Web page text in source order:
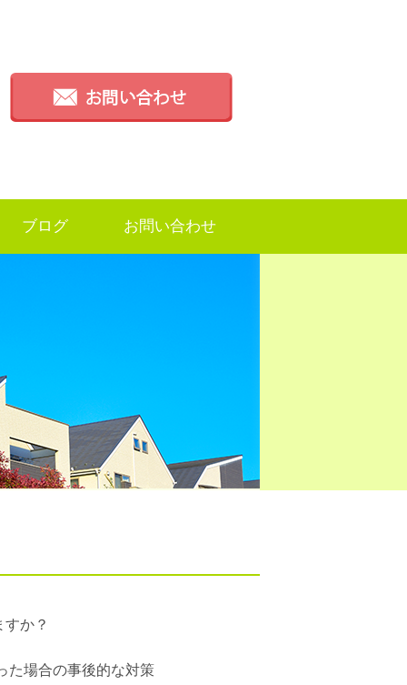
ブログ お問い合わせ
か？
まった場合の事後的な対策